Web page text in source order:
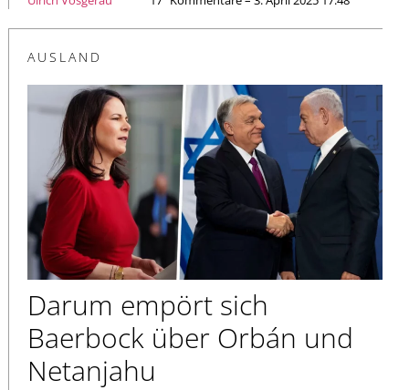
AUSLAND
Darum empört sich
Baerbock über Orbán und
Netanjahu